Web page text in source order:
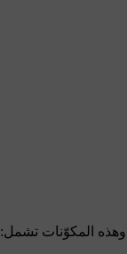
وهذه المكوّنات تشمل: